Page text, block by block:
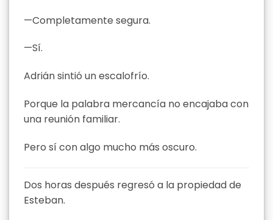
—Completamente segura.
—Sí.
Adrián sintió un escalofrío.
Porque la palabra mercancía no encajaba con
una reunión familiar.
Pero sí con algo mucho más oscuro.
Dos horas después regresó a la propiedad de
Esteban.